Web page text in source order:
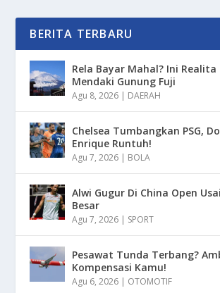
BERITA TERBARU
Rela Bayar Mahal? Ini Realita
Mendaki Gunung Fuji
Agu 8, 2026 | DAERAH
Chelsea Tumbangkan PSG,
Enrique Runtuh!
Agu 7, 2026 | BOLA
Alwi Gugur Di China Open
Besar
Agu 7, 2026 | SPORT
Pesawat Tunda Terbang?
Kompensasi Kamu!
Agu 6, 2026 | OTOMOTIF